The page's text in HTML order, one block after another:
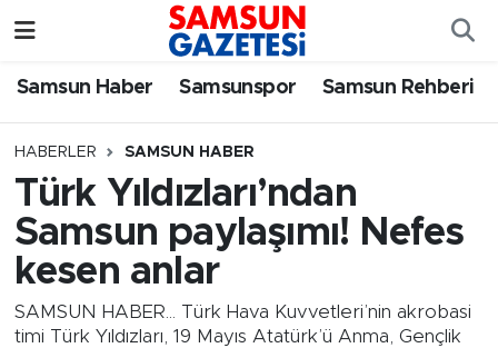
Samsun Haber Samsunspor Samsun Rehberi
HABERLER SAMSUN HABER
Türk Yıldızları’ndan
Samsun paylaşımı! Nefes
kesen anlar
SAMSUN HABER... Türk Hava Kuvvetleri’nin akrobasi
timi Türk Yıldızları, 19 Mayıs Atatürk’ü Anma, Gençlik
Samsun Haber
Samsun Rehberi
Resmi İlanlar
Samsun Nöbetçi Eczaneler
SAMSUN Namaz Vakitleri
Samsun Trafik Yoğunluk Haritası
Süper Lig Puan Durumu ve Fikstür